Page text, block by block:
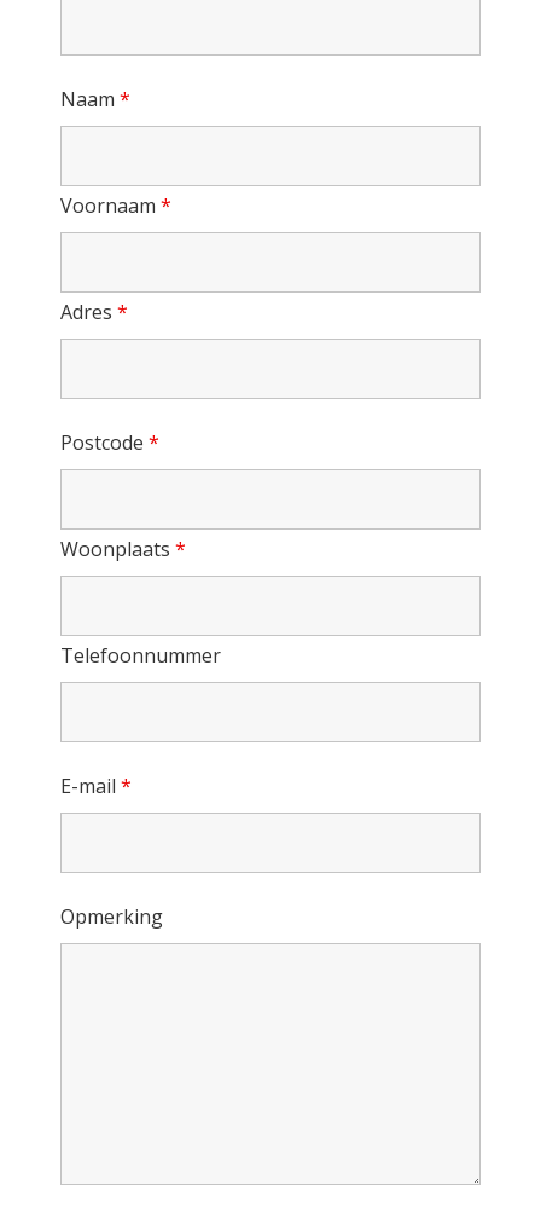
Naam *
Voornaam *
Adres *
Postcode *
Woonplaats *
Telefoonnummer
E-mail *
Opmerking